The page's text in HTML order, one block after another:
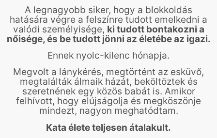
A legnagyobb siker, hogy a blokkoldás
hatására végre a felszínre tudott emelkedni a
valódi személyisége, ki tudott bontakozni a
nőisége, és be tudott jönni az életébe az igazi.
Ennek nyolc-kilenc hónapja.
Megvolt a lánykérés, megtörtént az esküvő,
megtalálták álmaik házát, beköltöztek és
szeretnének egy közös babát is. Amikor
felhívott, hogy elújságolja és megköszönje
mindezt, nagyon meghatódtam.
Kata élete teljesen átalakult.